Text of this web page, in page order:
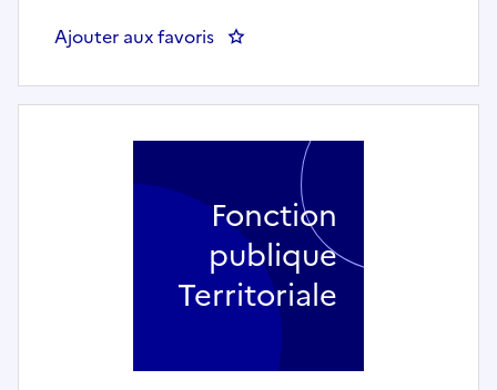
Ajouter aux favoris : Inspecteur.trice salubrité -
Fonction
publique
Territoriale